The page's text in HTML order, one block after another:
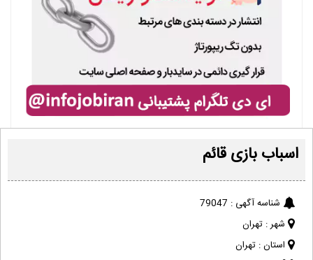
اسباب بازی قائم
شناسه آگهی : 79047
شهر : تهران
استان : تهران